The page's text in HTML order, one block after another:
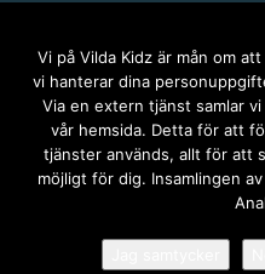
076-
Vi på Vilda Kidz är mån om
vi hanterar dina
Via en extern tjänst samlar
vår hemsida. Detta för att
tjänster används, allt för att
möjligt för dig. Insamlingen